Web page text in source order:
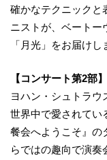
確かなテクニック
ニストが、ベートー
「月光」をお届けし
【コンサート第2部】
ヨハン・シュトラウ
世界中で愛されてい
餐会へようこそ』の
らではの趣向で演奏